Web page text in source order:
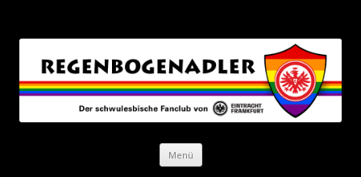
Menü Zum Inhalt springen